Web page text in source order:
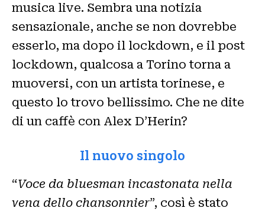
musica live. Sembra una notizia
sensazionale, anche se non dovrebbe
esserlo, ma dopo il lockdown, e il post
lockdown, qualcosa a Torino torna a
muoversi, con un artista torinese, e
questo lo trovo bellissimo. Che ne dite
di un caffè con Alex D’Herin?
Il nuovo singolo
“Voce da bluesman incastonata nella
vena dello chansonnier”, così è stato